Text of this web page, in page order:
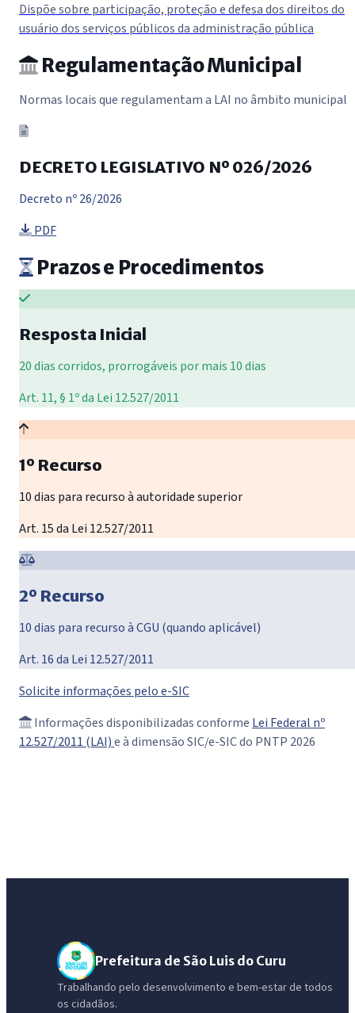
Dispõe sobre participação, proteção e defesa dos direitos do
usuário dos serviços públicos da administração pública
Regulamentação Municipal
Normas locais que regulamentam a LAI no âmbito municipal
DECRETO LEGISLATIVO Nº 026/2026
Decreto nº 26/2026
PDF
Prazos e Procedimentos
Resposta Inicial
20 dias corridos, prorrogáveis por mais 10 dias
Art. 11, § 1º da Lei 12.527/2011
1º Recurso
10 dias para recurso à autoridade superior
Art. 15 da Lei 12.527/2011
2º Recurso
10 dias para recurso à CGU (quando aplicável)
Art. 16 da Lei 12.527/2011
Solicite informações pelo e-SIC
Informações disponibilizadas conforme Lei Federal nº
12.527/2011 (LAI)e à dimensão SIC/e-SIC do PNTP 2026
Prefeitura de São Luis do Curu
Trabalhando pelo desenvolvimento e bem-estar de todos
os cidadãos.